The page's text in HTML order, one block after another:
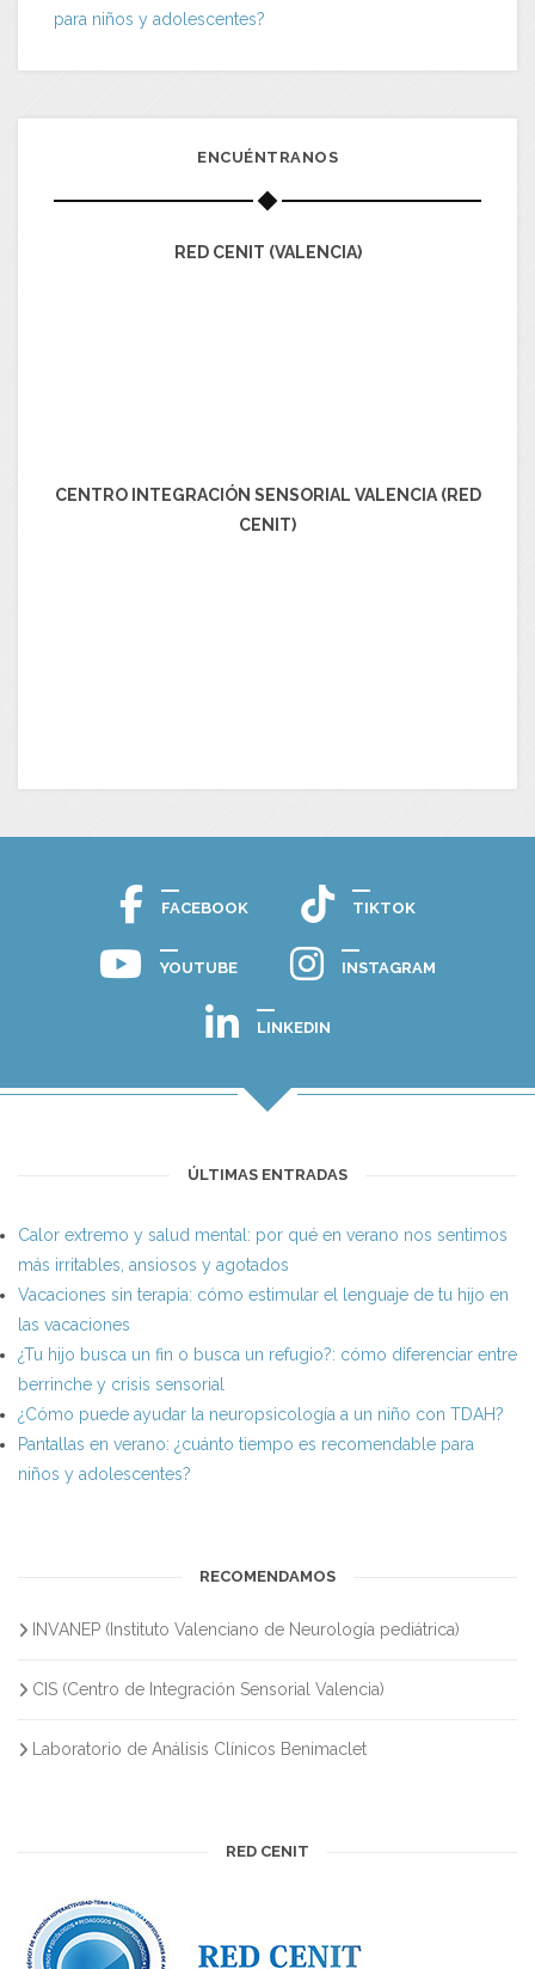
para niños y adolescentes?
ENCUÉNTRANOS
RED CENIT (VALENCIA)
CENTRO INTEGRACIÓN SENSORIAL VALENCIA (RED
CENIT)
FACEBOOK TIKTOK
YOUTUBE INSTAGRAM
LINKEDIN
ÚLTIMAS ENTRADAS
Calor extremo y salud mental: por qué en verano nos sentimos
más irritables, ansiosos y agotados
Vacaciones sin terapia: cómo estimular el lenguaje de tu hijo en
las vacaciones
¿Tu hijo busca un fin o busca un refugio?: cómo diferenciar entre
berrinche y crisis sensorial
¿Cómo puede ayudar la neuropsicología a un niño con TDAH?
Pantallas en verano: ¿cuánto tiempo es recomendable para
niños y adolescentes?
RECOMENDAMOS
INVANEP (Instituto Valenciano de Neurología pediátrica)
CIS (Centro de Integración Sensorial Valencia)
Laboratorio de Análisis Clínicos Benimaclet
RED CENIT